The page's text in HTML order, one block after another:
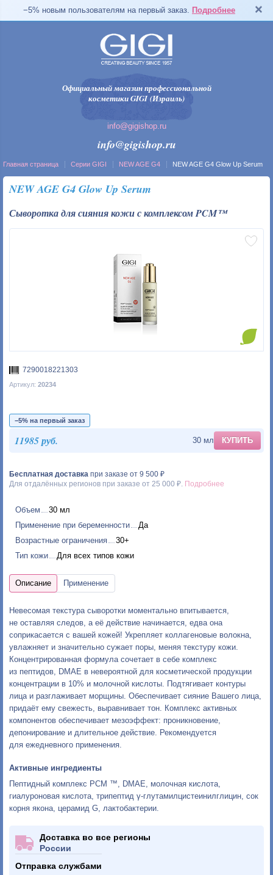
−5% новым пользователям на первый заказ. Подробнее
Официальный магазин профессиональной
косметики GIGI (Израиль)
info@gigishop.ru
info@gigishop.ru
Главная страница Серии GIGI NEW AGE G4 NEW AGE G4 Glow Up Serum
NEW AGE G4 Glow Up Serum
Сыворотка для сияния кожи с комплексом PCM™
7290018221303
Артикул: 20234
−5% на первый заказ
11985 руб. 30 мл КУПИТЬ
Бесплатная доставка при заказе от 9 500 ₽
Для отдалённых регионов при заказе от 25 000 ₽. Подробнее
Объем
30 мл
Применение при беременности
Да
Возрастные ограничения
30+
Тип кожи
Для всех типов кожи
Невесомая текстура сыворотки моментально впитывается,
не оставляя следов, а её действие начинается, едва она
соприкасается с вашей кожей! Укрепляет коллагеновые волокна,
увлажняет и значительно сужает поры, меняя текстуру кожи.
Концентрированная формула сочетает в себе комплекс
из пептидов, DМАЕ в невероятной для косметической продукции
концентрации в 10% и молочной кислоты. Подтягивает контуры
лица и разглаживает морщины. Обеспечивает сияние Вашего лица,
придаёт ему свежесть, выравнивает тон. Комплекс активных
компонентов обеспечивает мезоэффект: проникновение,
депонирование и длительное действие. Рекомендуется
для ежедневного применения.
Активные ингредиенты
Пептидный комплекс PCM ™, DMAE, молочная кислота,
гиалуроновая кислота, трипептид γ-глутамилцистеинилглицин, сок
корня якона, церамид G, лактобактерии.
Доставка во все регионы
России
Отправка службами